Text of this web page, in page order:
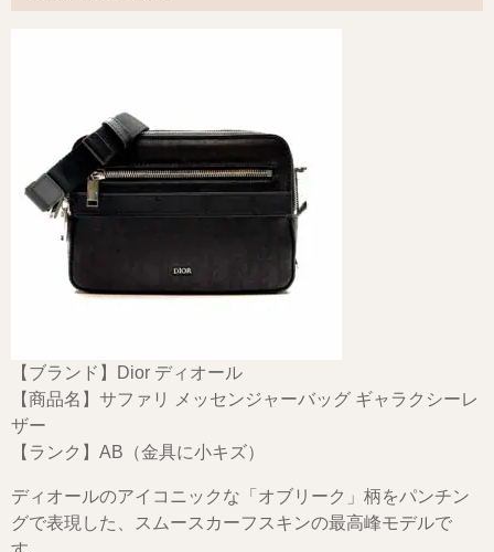
【ブランド】Dior ディオール
【商品名】サファリ メッセンジャーバッグ ギャラクシーレ
ザー
【ランク】AB（金具に小キズ）
ディオールのアイコニックな「オブリーク」柄をパンチン
グで表現した、スムースカーフスキンの最高峰モデルで